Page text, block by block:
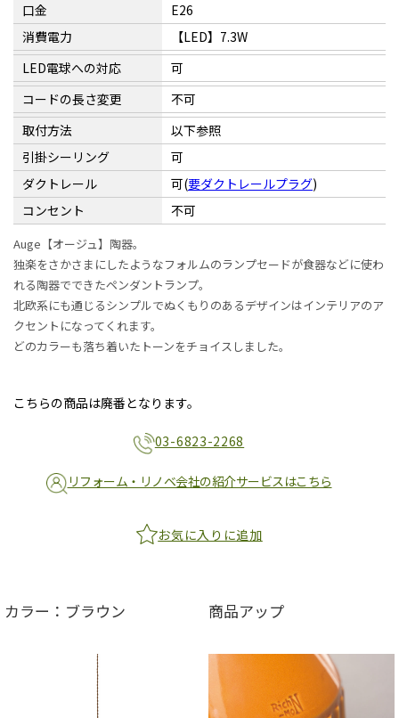
口金
E26
消費電力
【LED】7.3W
LED電球への対応
可
コードの長さ変更
不可
取付方法
以下参照
引掛シーリング
可
ダクトレール
可(要ダクトレールプラグ)
コンセント
不可
Auge【オージュ】陶器。
独楽をさかさまにしたようなフォルムのランプセードが食器などに使わ
れる陶器でできたペンダントランプ。
北欧系にも通じるシンプルでぬくもりのあるデザインはインテリアのア
クセントになってくれます。
どのカラーも落ち着いたトーンをチョイスしました。
こちらの商品は廃番となります。
03-6823-2268
リフォーム・リノベ会社の紹介サービスはこちら
お気に入りに追加
カラー：ブラウン 商品アップ